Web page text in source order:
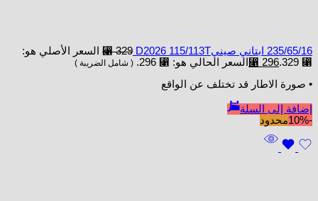
235/65/16 ابتاني صينيD2026 115/113T ⃁329
السعر الأصلي هو:
⃁ 329.
⃁ 296 السعر الحالي هو: ⃁ 296. ( شامل الضريبة )
• صورة الاطار قد تختلف عن الواقع
إضافة إلى السلة
-10%
محدود